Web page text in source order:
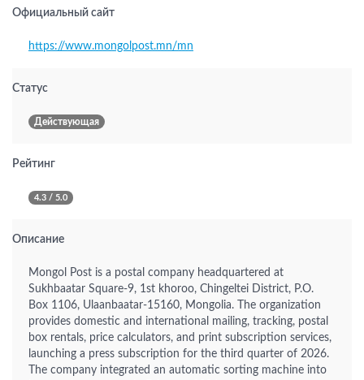
Официальный сайт
https://www.mongolpost.mn/mn
Статус
Действующая
Рейтинг
4.3 / 5.0
Описание
Mongol Post is a postal company headquartered at
Sukhbaatar Square-9, 1st khoroo, Chingeltei District, P.O.
Box 1106, Ulaanbaatar-15160, Mongolia. The organization
provides domestic and international mailing, tracking, postal
box rentals, price calculators, and print subscription services,
launching a press subscription for the third quarter of 2026.
The company integrated an automatic sorting machine into